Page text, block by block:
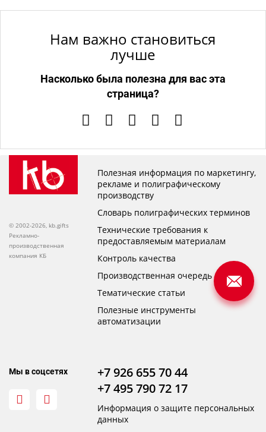
Нам важно становиться
лучше
Насколько была полезна для вас эта
страница?
© 2002-2026, kb.gifts
Рекламно-
производственная
компания КБ
Полезная информация по маркетингу,
рекламе и полиграфическому
производству
Словарь полиграфических терминов
Технические требования к
предоставляемым материалам
Контроль качества
Производственная очередь
Тематические статьи
Полезные инструменты
автоматизации
Мы в соцсетях
+7 926 655 70 44
+7 495 790 72 17
Информация о защите персональных
данных